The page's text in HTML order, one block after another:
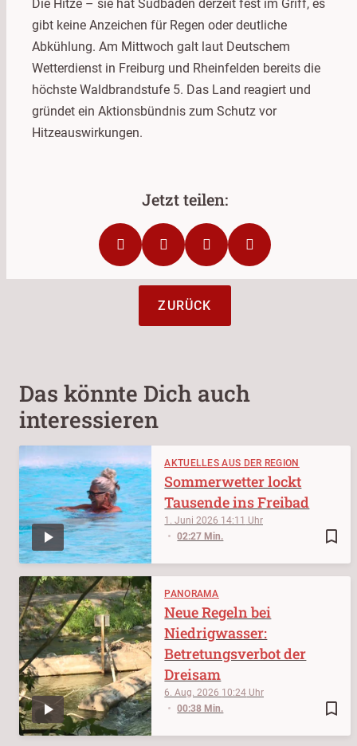
Die Hitze – sie hat Südbaden derzeit fest im Griff, es
gibt keine Anzeichen für Regen oder deutliche
Abkühlung. Am Mittwoch galt laut Deutschem
Wetterdienst in Freiburg und Rheinfelden bereits die
höchste Waldbrandstufe 5. Das Land reagiert und
gründet ein Aktionsbündnis zum Schutz vor
Hitzeauswirkungen.
ZURÜCK
Das könnte Dich auch
interessieren
AKTUELLES AUS DER REGION
bookmark_border
1. Juni 2026 14:11
02:27 Min.
Sommerwetter lockt
Tausende ins Freibad
PANORAMA
bookmark_border
6. Aug. 2026 10:24
00:38 Min.
Neue Regeln bei
Niedrigwasser:
Betretungsverbot der
Dreisam